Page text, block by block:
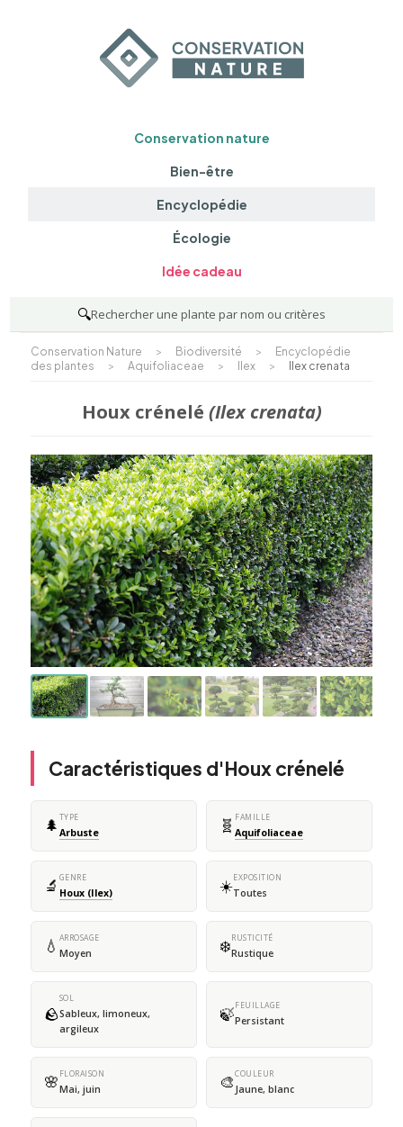
Conservation nature
Bien-être
Encyclopédie
Écologie
Idée cadeau
🔍Rechercher une plante par nom ou critères
Conservation Nature > Biodiversité >
Encyclopédie
des plantes
> Aquifoliaceae > Ilex > Ilex crenata
Houx crénelé (Ilex crenata)
Caractéristiques d'Houx crénelé
🌲 TYPE
Arbuste 🧬 FAMILLE
Aquifoliaceae
🔬 GENRE
Houx (Ilex) ☀️EXPOSITION
Toutes
💧 ARROSAGE
Moyen ❄️RUSTICITÉ
Rustique
🪨
SOL
Sableux, limoneux,
argileux
🍃FEUILLAGE
Persistant
🌸 FLORAISON
Mai, juin 🎨COULEUR
Jaune, blanc